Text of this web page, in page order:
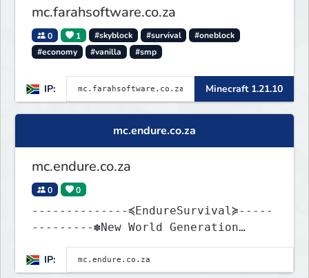
mc.farahsoftware.co.za
0 1 #skyblock #survival
#oneblock
#economy
#vanilla #smp
IP: Minecraft 1.21.10
mc.endure.co.za
mc.endure.co.za
0 0
--------------≼EndureSurvival≽-----
---------✽New World Generation
✽GriefPrevention ✽Vanilla
IP: